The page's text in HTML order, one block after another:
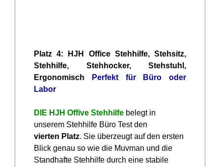
Platz 4: HJH Office Stehhilfe, Stehsitz,
Stehhilfe, Stehhocker, Stehstuhl,
Ergonomisch
Perfekt für Büro oder
Labor
DIE HJH Offive Stehhilfebelegt in
unserem Stehhilfe Büro Test den
vierten Platz. Sie überzeugt auf den ersten
Blick genau so wie die Muvman und die
Standhafte Stehhilfe durch eine stabile